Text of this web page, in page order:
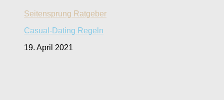
Seitensprung Ratgeber
Casual-Dating Regeln
19. April 2021